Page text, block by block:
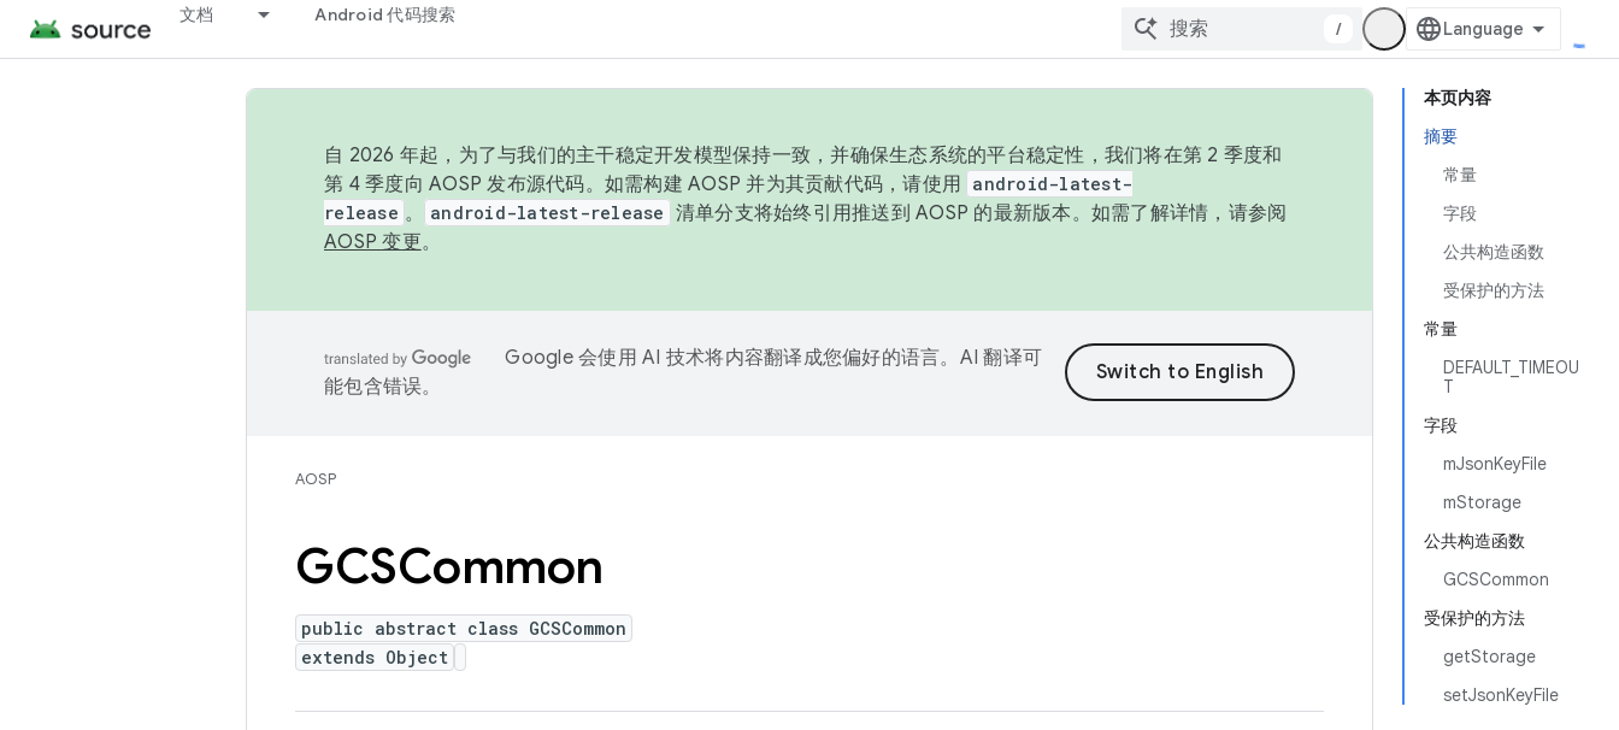
文档 Android 代码搜索
/
本页内容
摘要
常量
字段
公共构造函数
受保护的方法
常量
DEFAULT_TIMEOU
T
字段
mJsonKeyFile
mStorage
公共构造函数
GCSCommon
受保护的方法
getStorage
setJsonKeyFile
自 2026 年起，为了与我们的主干稳定开发模型保持一致，并确保生态系统的平台稳定性，我们将在第 2 季度和
第 4 季度向 AOSP 发布源代码。如需构建 AOSP 并为其贡献代码，请使用 android-latest-
release 。 android-latest-release 清单分支将始终引用推送到 AOSP 的最新版本。如需了解详情，请参阅
AOSP 变更。
Google 会使用 AI 技术将内容翻译成您偏好的语言。AI 翻译可
能包含错误。
AOSP
GCSCommon
public abstract class GCSCommon
extends Object